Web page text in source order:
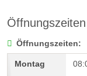
Öffnungszeiten
Öffnungszeiten: